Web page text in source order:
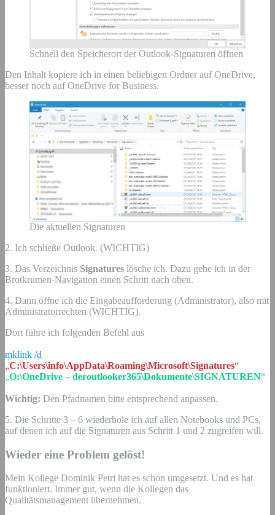
Schnell den Speicherort der Outlook-Signaturen öffnen
Den Inhalt kopiere ich in einen beliebigen Ordner auf OneDrive,
besser noch auf OneDrive for Business.
Die aktuellen Signaturen
2. Ich schließe Outlook. (WICHTIG)
3. Das Verzeichnis Signatures lösche ich. Dazu gehe ich in der
Brotkrumen-Navigation einen Schritt nach oben.
4. Dann öffne ich die Eingabeaufforderung (Administrator), also mit
Administratorrechten (WICHTIG).
Dort führe ich folgenden Befehl aus
mklink /d
„C:\Users\info\AppData\Roaming\Microsoft\Signatures“
„O:\OneDrive – deroutlooker365\Dokumente\SIGNATUREN“
Wichtig: Den Pfadnamen bitte entsprechend anpassen.
5. Die Schritte 3 – 6 wiederhole ich auf allen Notebooks und PCs,
auf denen ich auf die Signaturen aus Schritt 1 und 2 zugreifen will.
Wieder eine Problem gelöst!
Mein Kollege Dominik Petri hat es schon umgesetzt. Und es hat
funktioniert. Immer gut, wenn die Kollegen das
Qualitätsmanagement übernehmen.